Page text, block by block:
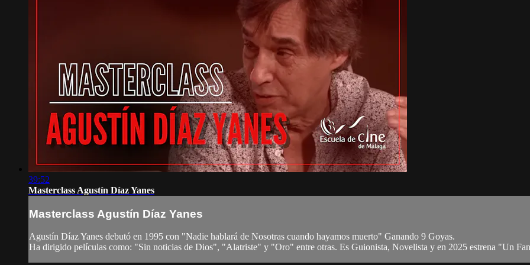
39:52
Masterclass Agustín Díaz Yanes
Masterclass Agustín Díaz Yanes
Agustín Díaz Yanes debutó en 1995 con "Nadie hablará de Nosotras cuando hayamos muerto" Ganando 9 Goyas.
Ha dirigido películas como: "Sin noticias de Dios", "Alatriste" y "Oro" entre otras. Es Guionista, Novelista y en 2025 estrena "Un